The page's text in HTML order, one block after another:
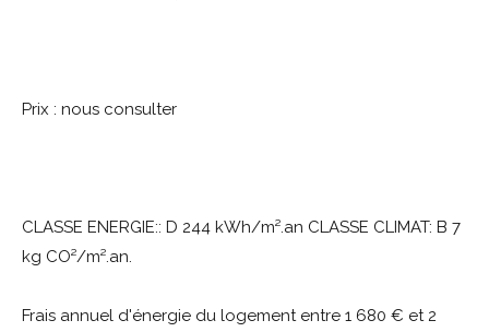
Prix : nous consulter
CLASSE ENERGIE:: D 244 kWh/m².an CLASSE CLIMAT: B 7
kg CO²/m².an.
Frais annuel d'énergie du logement entre 1 680 € et 2